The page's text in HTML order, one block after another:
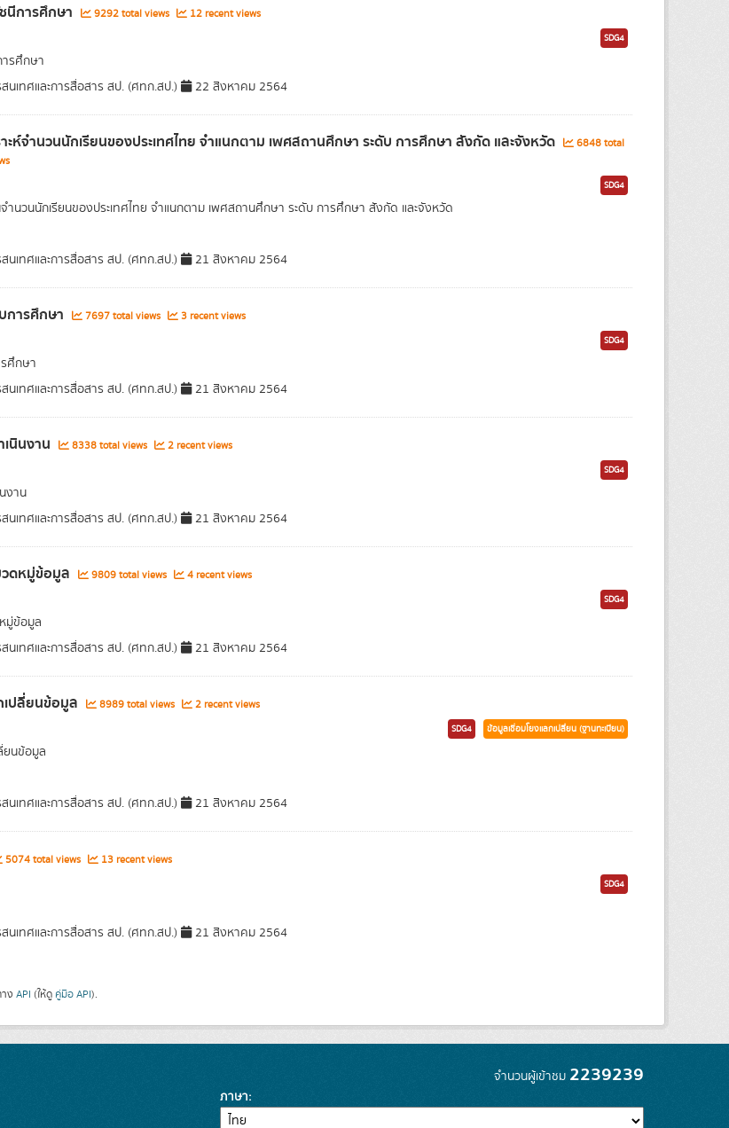
นีการศึกษา 9292 total views 12 recent views
SDG4
ารศึกษา
นเทศและการสื่อสาร สป. (ศทก.สป.)
22 สิงหาคม 2564
ะห์จำนวนนักเรียนของประเทศไทย จำแนกตาม เพศสถานศึกษา ระดับ การศึกษา สังกัด และจังหวัด
6848 total
SDG4
ำนวนนักเรียนของประเทศไทย จำแนกตาม เพศสถานศึกษา ระดับ การศึกษา สังกัด และจังหวัด
นเทศและการสื่อสาร สป. (ศทก.สป.) 21 สิงหาคม 2564
การศึกษา 7697 total views 3 recent views
SDG4
ศึกษา
นเทศและการสื่อสาร สป. (ศทก.สป.)
21 สิงหาคม 2564
นินงาน 8338 total views 2 recent views
SDG4
งาน
นเทศและการสื่อสาร สป. (ศทก.สป.)
21 สิงหาคม 2564
ดหมู่ข้อมูล 9809 total views 4 recent views
SDG4
มู่ข้อมูล
นเทศและการสื่อสาร สป. (ศทก.สป.)
21 สิงหาคม 2564
ปลี่ยนข้อมูล 8989 total views 2 recent views
SDG4 ข้อมูลเชื่อมโยงแลกเปลี่ยน (ฐานทะเบียน)
ยนข้อมูล
นเทศและการสื่อสาร สป. (ศทก.สป.) 21 สิงหาคม 2564
5074 total views 13 recent views
SDG4
นเทศและการสื่อสาร สป. (ศทก.สป.)
21 สิงหาคม 2564
ง API (ให้ดู คู่มือ API).
จำนวนผู้เข้าชม 2239239
ภาษา